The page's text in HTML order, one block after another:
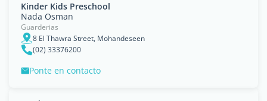
Kinder Kids Preschool
Nada Osman
Guarderias
8 El Thawra Street, Mohandeseen
(02) 33376200
Ponte en contacto